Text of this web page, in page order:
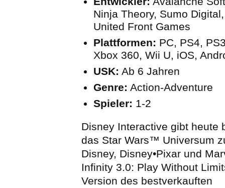
Ninja Theory, Sumo
United Front Games
Plattformen: PC, PS4,
Xbox 360, Wii U, iOS,
USK: Ab 6 Jahren
Genre: Action-Adventure
Spieler: 1-2
Disney Interactive gibt heute
das Star Wars™ Universum
Disney, Disney•Pixar und
Infinity 3.0: Play Without
Version des bestverkauften